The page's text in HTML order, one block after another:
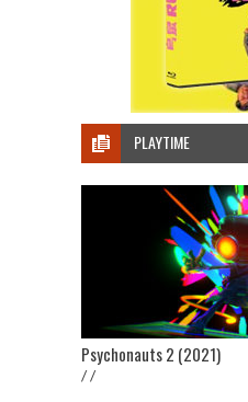
PLAYTIME
Psychonauts 2 (2021)
/ /